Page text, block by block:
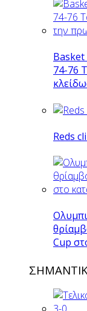
Basket
74-76
Reds
Cup